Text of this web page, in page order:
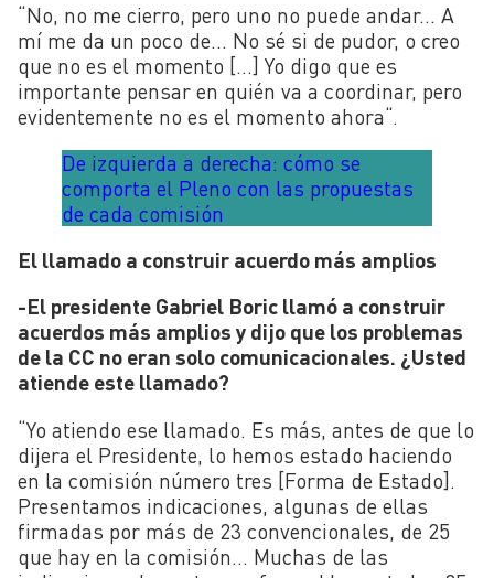
“No, no me cierro, pero uno no puede andar… A
mí me da un poco de… No sé si de pudor, o creo
que no es el momento […] Yo digo que es
importante pensar en quién va a coordinar, pero
evidentemente no es el momento ahora“.
De izquierda a derecha: cómo se
comporta el Pleno con las propuestas
de cada comisión
El llamado a construir acuerdo más amplios
-El presidente Gabriel Boric llamó a construir
acuerdos más amplios y dijo que los problemas
de la CC no eran solo comunicacionales. ¿Usted
atiende este llamado?
“Yo atiendo ese llamado. Es más, antes de que lo
dijera el Presidente, lo hemos estado haciendo
en la comisión número tres [Forma de Estado].
Presentamos indicaciones, algunas de ellas
firmadas por más de 23 convencionales, de 25
que hay en la comisión… Muchas de las